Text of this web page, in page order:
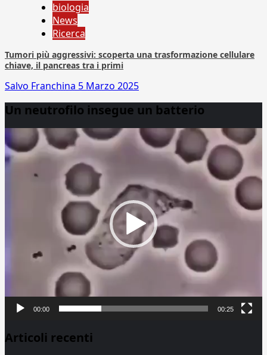
biologia
News
Ricerca
Tumori più aggressivi: scoperta una trasformazione cellulare
chiave, il pancreas tra i primi
Salvo Franchina 5 Marzo 2025
Un neutrofilo insegue un batterio
Player
00:00 00:25
Articoli recenti